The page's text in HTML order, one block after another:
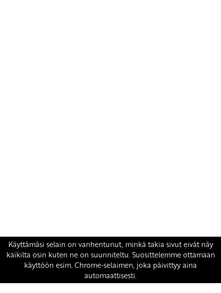
Sähköposti:skp@skp.fi
SKP on Euroopan Vasemmistopuolueen jäsen.